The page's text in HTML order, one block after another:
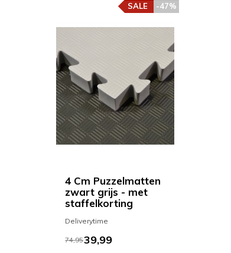
4 Cm Puzzelmatten
zwart grijs - met
staffelkorting
-47%
SALE
Deliverytime
74,9539,99